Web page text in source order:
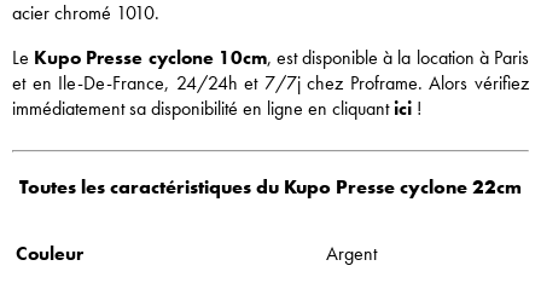
acier chromé 1010.
Le Kupo Presse cyclone 10cm, est disponible à la location à Paris
et en Ile-De-France, 24/24h et 7/7j chez Proframe. Alors vérifiez
immédiatement sa disponibilité en ligne en cliquantici !
Toutes les caractéristiques du Kupo Presse cyclone 22cm
Couleur Argent